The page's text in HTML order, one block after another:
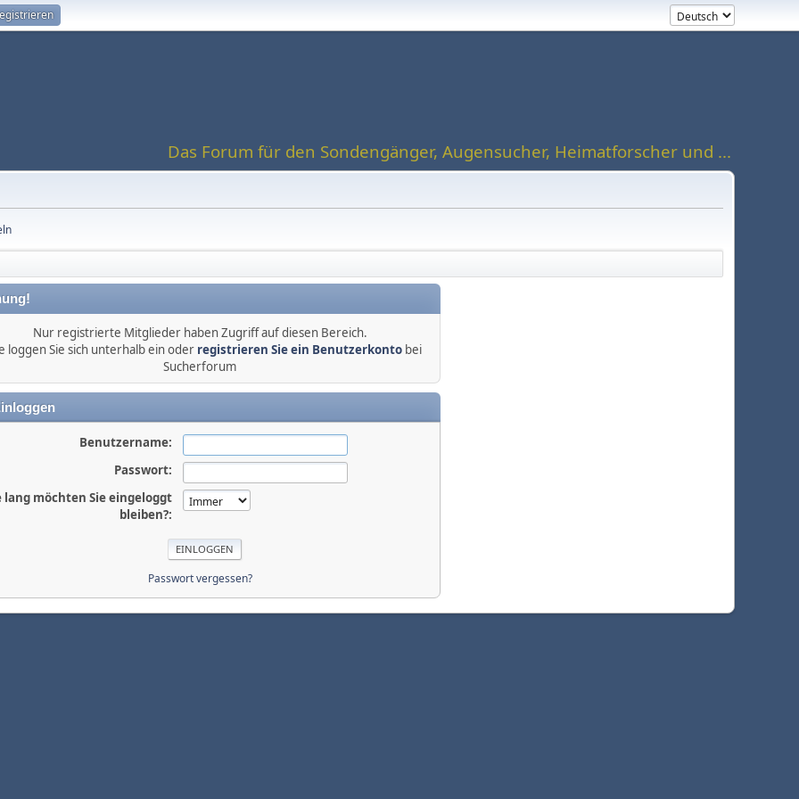
Das Forum für den Sondengänger, Augensucher, Heimatforscher und ...
Nur registrierte Mitglieder haben Zugriff auf diesen Bereich.
loggen Sie sich unterhalb ein oder registrieren Sie ein Benutzerkontobei
Sucherforum
Benutzername:
Passwort:
lang möchten Sie eingeloggt
bleiben?:
Passwort vergessen?